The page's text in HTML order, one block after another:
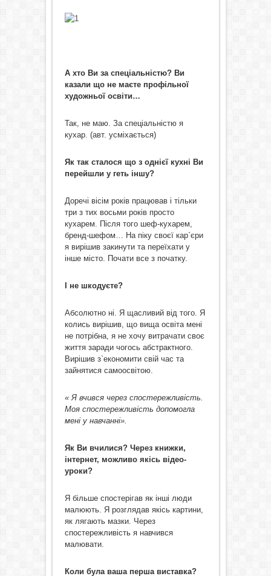
А хто Ви за спеціальністю? Ви
казали що не маєте профільної
художньої освіти…
Так, не маю. За спеціальністю я
кухар. (авт. усміхається)
Як так сталося що з однієї кухні Ви
перейшли у геть іншу?
Доречі вісім років працював і тільки
три з тих восьми років просто
кухарем. Після того шеф-кухарем,
бренд-шефом… На піку своєї кар`єри
я вирішив закинути та переїхати у
інше місто. Почати все з початку.
І не шкодуєте?
Абсолютно ні. Я щасливий від того. Я
колись вирішив, що вища освіта мені
не потрібна, я не хочу витрачати своє
життя заради чогось абстрактного.
Вирішив з`економити свій час та
зайнятися самоосвітою.
« Я вчився через спостережливість.
Моя спостережливість допомогла
мені у навчанні».
Як Ви вчилися? Через книжки,
інтернет, можливо якісь відео-
уроки?
Я більше спостерігав як інші люди
малюють. Я розглядав якісь картини,
як лягають мазки. Через
спостережливість я навчився
малювати.
Коли була ваша перша виставка?